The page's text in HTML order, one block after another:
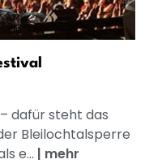
dafür steht das
Bleilochtalsperre
e... | mehr